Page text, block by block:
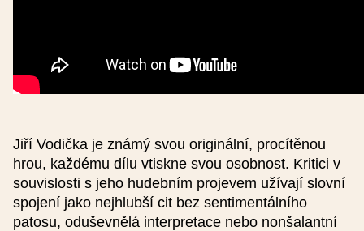
Jiří Vodička je známý svou originální, procítěnou
hrou, každému dílu vtiskne svou osobnost. Kritici v
souvislosti s jeho hudebním projevem užívají slovní
spojení jako nejhlubší cit bez sentimentálního
patosu, oduševnělá interpretace nebo nonšalantní
Název místa konání (anglicky)
Ulice